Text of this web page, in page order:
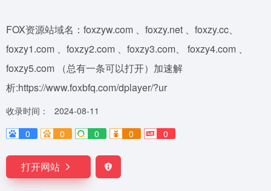
FOX资源站域名：foxzyw.com 、foxzy.net 、foxzy.cc、
foxzy1.com 、foxzy2.com 、foxzy3.com、 foxzy4.com 、
foxzy5.com （总有一条可以打开）加速解
析:https://www.foxbfq.com/dplayer/?ur
收录时间：
2024-08-11
0
0 0 0 0
打开网站